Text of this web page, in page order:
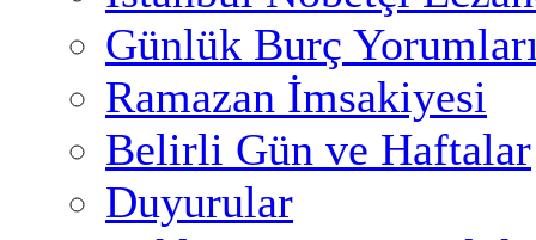
Günlük Burç
Ramazan İmsakiyesi
Belirli Gün ve Haftalar
Duyurular